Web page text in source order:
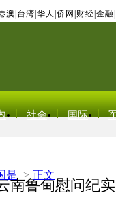
澳 台湾 华人 侨网 财经 金融
社会 国际
是 > 正文
南鲁甸慰问纪实